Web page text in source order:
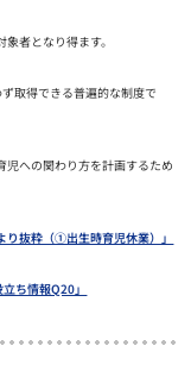
者となり得ます。
取得できる普遍的な制度で
への関わり方を計画するため
抜粋（①出生時育児休業）」
ち情報Q20」